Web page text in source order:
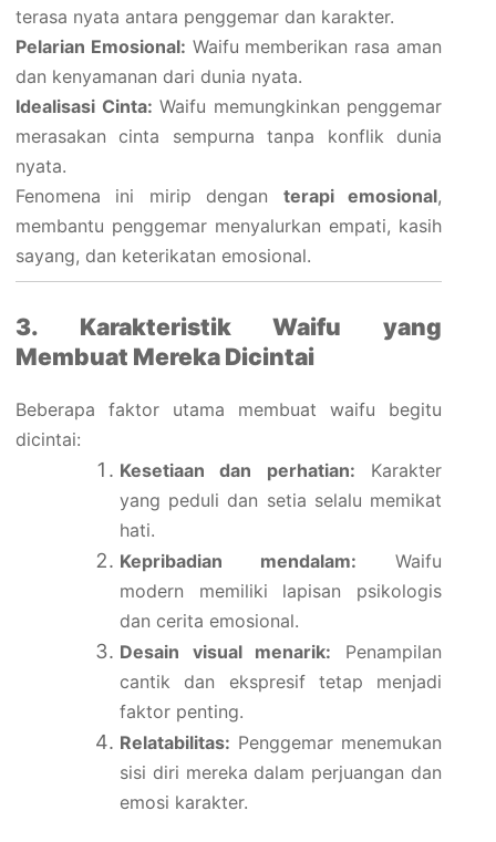
terasa nyata antara penggemar dan karakter.
Pelarian Emosional: Waifu memberikan rasa aman
dan kenyamanan dari dunia nyata.
Idealisasi Cinta: Waifu memungkinkan penggemar
merasakan cinta sempurna tanpa konflik dunia
nyata.
Fenomena ini mirip dengan terapi emosional,
membantu penggemar menyalurkan empati, kasih
sayang, dan keterikatan emosional.
3. Karakteristik Waifu yang
Membuat Mereka Dicintai
Beberapa faktor utama membuat waifu begitu
dicintai:
Kesetiaan dan perhatian: Karakter
yang peduli dan setia selalu memikat
hati.
Kepribadian mendalam: Waifu
modern memiliki lapisan psikologis
dan cerita emosional.
Desain visual menarik: Penampilan
cantik dan ekspresif tetap menjadi
faktor penting.
Relatabilitas: Penggemar menemukan
sisi diri mereka dalam perjuangan dan
emosi karakter.